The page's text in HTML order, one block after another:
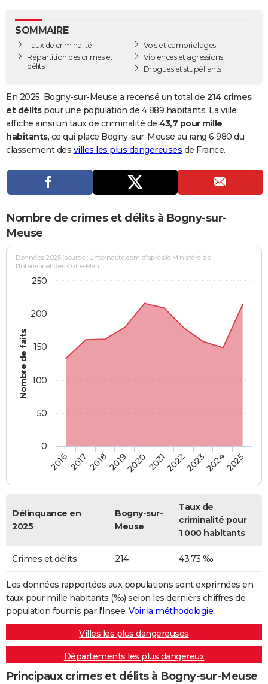
GUIDES D'ACHAT
BONS PLANS
Carte de Noël
Carte Bonne année
Carte Saint-Valentin
Carte Pâques
Carte d'anniversaire
DICTIONNAIRE
Dictionnaire
Biographies
Citations
Expressions
Proverbes
PROGRAMME TV
Se connecter
Entreprises
Service militaire
Avis de recherche
AVIS DE DÉCÈS
Bricolage
Lifestyle
Culture
Sport
Auto
Television
Voyage
Cinema
SOMMAIRE
Taux de criminalité
Répartition des crimes et
délits
Vols et cambriolages
Violences et agressions
Drogues et stupéfiants
En 2025, Bogny-sur-Meuse a recensé un total de 214 crimes
et délitspour une population de 4 889 habitants. La ville
affiche ainsi un taux de criminalité de 43,7 pour mille
habitants, ce qui place Bogny-sur-Meuse au rang 6 980 du
classement des villes les plus dangereuses de France.
Nombre de crimes et délits à Bogny-sur-
Meuse
Nombre de faits
Données 2025 (source : Linternaute.com d'après le Ministère de
l'Intérieur et des Outre-Mer)
2016201720182019202020212022202320242025
0
50
100
150
200
250
Délinquance en
2025
Bogny-sur-
Meuse
Taux de
criminalité pour
1 000 habitants
Crimes et délits 214 43,73 ‰
Les données rapportées aux populations sont exprimées en
taux pour mille habitants (‰) selon les dernièrs chiffres de
population fournis par l'Insee. Voir la méthodologie.
Villes les plus dangereuses
Départements les plus dangereux
Principaux crimes et délits à Bogny-sur-Meuse